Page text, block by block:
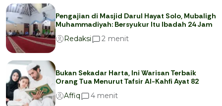
Pengajian di Masjid Darul Hayat Solo, Mubaligh
Muhammadiyah: Bersyukur Itu Ibadah 24 Jam
Redaksi
2 menit
Bukan Sekadar Harta, Ini Warisan Terbaik
Orang Tua Menurut Tafsir Al-Kahfi Ayat 82
Affiq
4 menit